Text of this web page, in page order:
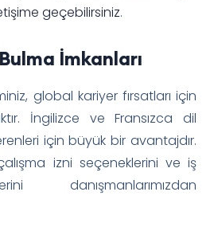
geçebilirsiniz.
İmkanları
global kariyer fırsatları için
İngilizce ve Fransızca dil
için büyük bir avantajdır.
izni seçeneklerini ve iş
danışmanlarımızdan